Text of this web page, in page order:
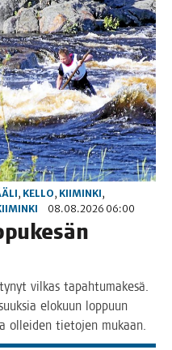
, KELLO, KIIMINKI,
08.08.2026 06:00
vil­kas tapah­tu­ma­ke­sä.
elo­kuun lop­puun
ollei­den tie­to­jen mukaan.